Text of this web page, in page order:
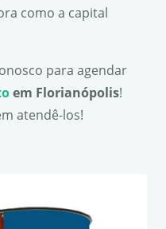
como a capital
para agendar
em Florianópolis!
atendê-los!